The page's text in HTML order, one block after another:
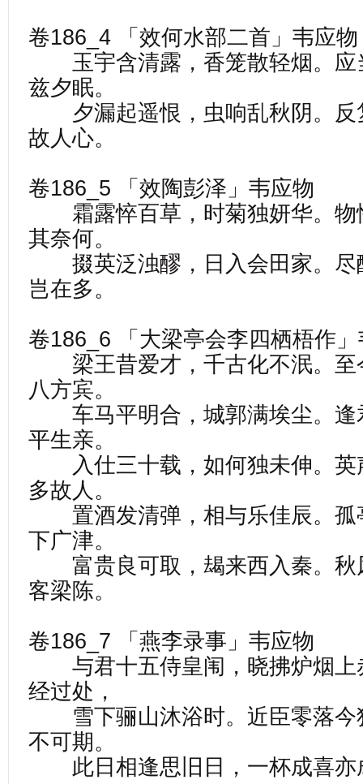
卷186_4 「效何水部二首」韦应
玉宇含清露，香笼散轻烟。应
兹夕眠。
夕漏起遥恨，虫响乱秋阴。反
故人心。
卷186_5 「效陶彭泽」韦应物
霜露悴百草，时菊独妍华。物
其奈何。
掇英泛浊醪，日入会田家。尽
岂在多。
卷186_6 「大梁亭会李四栖梧作
梁王昔爱才，千古化不泯。至
八方宾。
车马平明合，城郭满埃尘。逢
平生亲。
入仕三十载，如何独未伸。英
多故人。
置酒发清弹，相与乐佳辰。孤
下广津。
富贵良可取，朅来西入秦。秋
客梁陈。
卷186_7 「燕李录事」韦应物
与君十五侍皇闱，晓拂炉烟上
经过处，
雪下骊山沐浴时。近臣零落今
不可期。
此日相逢思旧日，一杯成喜亦